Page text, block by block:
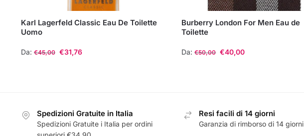
Karl Lagerfeld Classic Eau De Toilette
Uomo
Da: €45,00 €31,76
varianti.
Burberry London For Men Eau de
Toilette
Da:€50,00 €40,00
varianti.
Spedizioni Gratuite in Italia
Spedizioni Gratuite i Italia per ordini
Resi facili di 14 giorni
Garanzia di rimborso di 14 giorni